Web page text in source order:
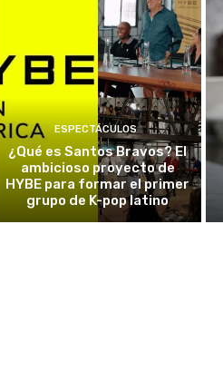
ESPECTÁCULOS
¿Qué es Santos Bravos? El
ambicioso proyecto de
HYBE para formar el primer
grupo de K-pop latino